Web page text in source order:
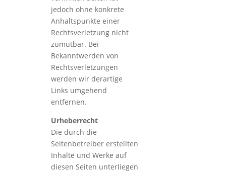
jedoch ohne konkrete
Anhaltspunkte einer
Rechtsverletzung nicht
zumutbar. Bei
Bekanntwerden von
Rechtsverletzungen
werden wir derartige
Links umgehend
entfernen.
Urheberrecht
Die durch die
Seitenbetreiber erstellten
Inhalte und Werke auf
diesen Seiten unterliegen